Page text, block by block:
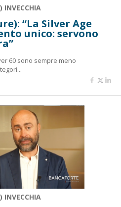
INVECCHIA
“La Silver Age
unico: servono
60 sono sempre meno
INVECCHIA